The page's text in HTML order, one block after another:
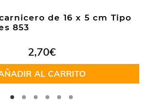
de 16 x 5 cm Tipo
853
2,70€
AL CARRITO